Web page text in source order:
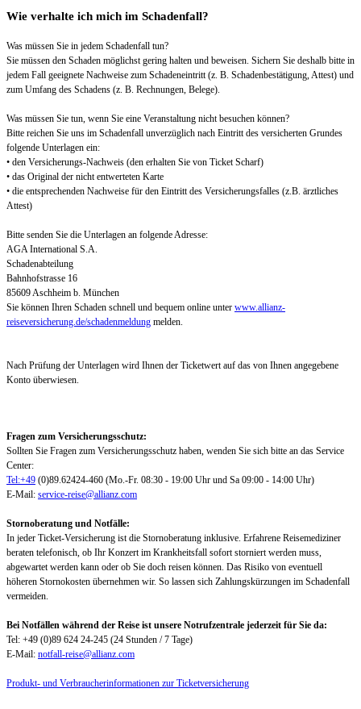
Wie verhalte ich mich im Schadenfall?
Was müssen Sie in jedem Schadenfall tun?
Sie müssen den Schaden möglichst gering halten und beweisen. Sichern Sie deshalb bitte in
jedem Fall geeignete Nachweise zum Schadeneintritt (z. B. Schadenbestätigung, Attest) und
zum Umfang des Schadens (z. B. Rechnungen, Belege).
Was müssen Sie tun, wenn Sie eine Veranstaltung nicht besuchen können?
Bitte reichen Sie uns im Schadenfall unverzüglich nach Eintritt des versicherten Grundes
folgende Unterlagen ein:
• den Versicherungs-Nachweis (den erhalten Sie von Ticket Scharf)
• das Original der nicht entwerteten Karte
• die entsprechenden Nachweise für den Eintritt des Versicherungsfalles (z.B. ärztliches
Attest)
Bitte senden Sie die Unterlagen an folgende Adresse:
AGA International S.A.
Schadenabteilung
Bahnhofstrasse 16
85609 Aschheim b. München
Sie können Ihren Schaden schnell und bequem online unter www.allianz-
reiseversicherung.de/schadenmeldung melden.
Nach Prüfung der Unterlagen wird Ihnen der Ticketwert auf das von Ihnen angegebene
Konto überwiesen.
Fragen zum Versicherungsschutz:
Sollten Sie Fragen zum Versicherungsschutz haben, wenden Sie sich bitte an das Service
Center:
Tel:+49 (0)89.62424-460 (Mo.-Fr. 08:30 - 19:00 Uhr und Sa 09:00 - 14:00 Uhr)
E-Mail: service-reise@allianz.com
Stornoberatung und Notfälle:
In jeder Ticket-Versicherung ist die Stornoberatung inklusive. Erfahrene Reisemediziner
beraten telefonisch, ob Ihr Konzert im Krankheitsfall sofort storniert werden muss,
abgewartet werden kann oder ob Sie doch reisen können. Das Risiko von eventuell
höheren Stornokosten übernehmen wir. So lassen sich Zahlungskürzungen im Schadenfall
vermeiden.
Bei Notfällen während der Reise ist unsere Notrufzentrale jederzeit für Sie da:
Tel: +49 (0)89 624 24-245 (24 Stunden / 7 Tage)
E-Mail: notfall-reise@allianz.com
Produkt- und Verbraucherinformationen zur Ticketversicherung